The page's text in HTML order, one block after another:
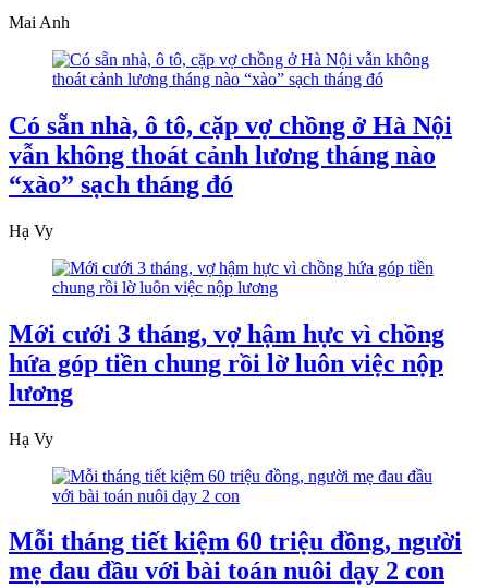
Mai Anh
Có sẵn nhà, ô tô, cặp vợ chồng ở Hà Nội
vẫn không thoát cảnh lương tháng nào
“xào” sạch tháng đó
Hạ Vy
Mới cưới 3 tháng, vợ hậm hực vì chồng
hứa góp tiền chung rồi lờ luôn việc nộp
lương
Hạ Vy
Mỗi tháng tiết kiệm 60 triệu đồng, người
mẹ đau đầu với bài toán nuôi dạy 2 con